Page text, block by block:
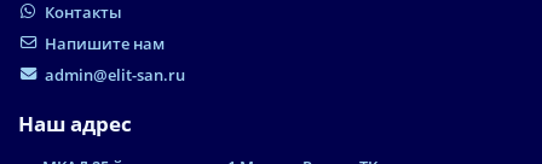
Контакты
Напишите нам
admin@elit-san.ru
Наш адрес